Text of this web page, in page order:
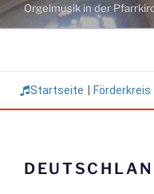
Orgelmusik in der
Startseite Förderkreis